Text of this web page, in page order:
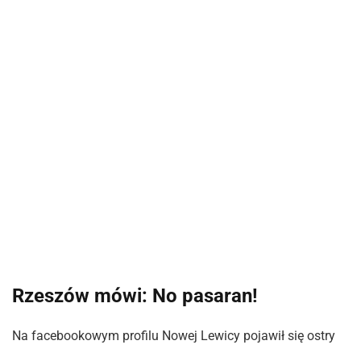
Rzeszów mówi: No pasaran!
Na facebookowym profilu Nowej Lewicy pojawił się ostry